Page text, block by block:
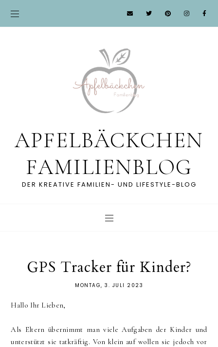
APFELBÄCKCHEN
FAMILIENBLOG
DER KREATIVE FAMILIEN- UND LIFESTYLE-BLOG
GPS Tracker für Kinder?
MONTAG, 3. JULI 2023
Hallo Ihr Lieben,
Als Eltern übernimmt man viele Aufgaben der Kinder und
unterstützt sie tatkräftig. Von klein auf wollen sie jedoch vor